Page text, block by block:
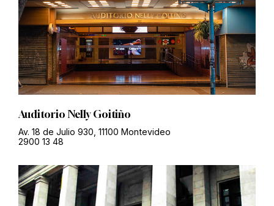
Auditorio Nelly Goitiño
Av. 18 de Julio 930, 11100 Montevideo
2900 13 48